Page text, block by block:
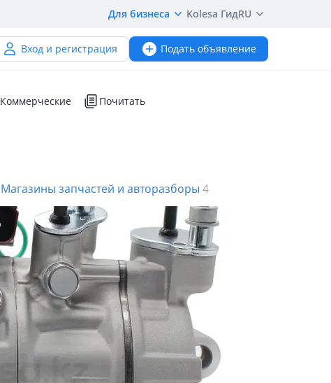
Для бизнеса Kolesa ГидRU
Вход и регистрация Подать объявление
Коммерческие Почитать
Магазины запчастей и авторазборы 4